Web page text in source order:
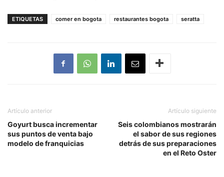
ETIQUETAS comer en bogota restaurantes bogota seratta
Artículo anterior
Goyurt busca incrementar
sus puntos de venta bajo
modelo de franquicias
Artículo siguiente
Seis colombianos mostrarán
el sabor de sus regiones
detrás de sus preparaciones
en el Reto Oster